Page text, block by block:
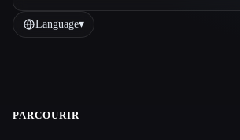
Language▾
Site navigation
PARCOURIR